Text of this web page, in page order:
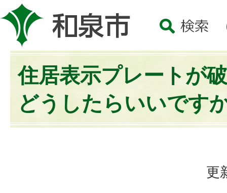
住居表示プレートが
どうしたらいいです
更